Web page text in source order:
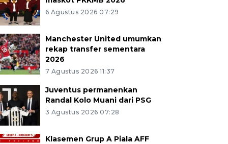
6 Agustus 2026 07:29
Manchester United umumkan
rekap transfer sementara
2026
7 Agustus 2026 11:37
Juventus permanenkan
Randal Kolo Muani dari PSG
3 Agustus 2026 07:28
Klasemen Grup A Piala AFF